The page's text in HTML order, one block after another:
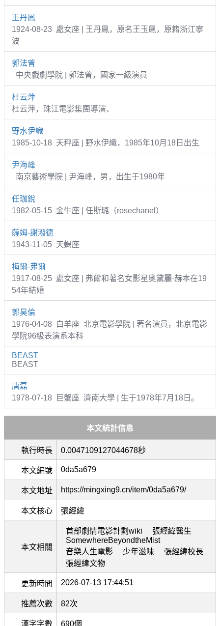
王丹鳳
1924-08-23 處女座 | 王丹鳳，原名王玉鳳，原籍浙江寧
波
郭法曾
中央戲劇學院 | 郭法曾，國家一級演員
杜云萍
杜云萍，珠江電影集團導演、
野水伊織
1985-10-18 天秤座 | 野水伊織，1985年10月18日出生
尹海峰
南京藝術學院 | 尹海峰，男，出生于1980年
任珈銳
1982-05-15 金牛座 | 任斯璐（rosechanel）
薩姆-謝潑德
1943-11-05 天蝎座
梅爾-弗爾
1917-08-25 處女座 | 弗爾和著名女影星奧黛麗·赫本在19
54年結婚
郭昊倫
1976-04-08 白羊座 北京電影學院 | 著名演員，北京電影
學院96級表演系本科
BEAST
BEAST
唐磊
1978-07-18 巨蟹座 濟南大學 | 生于1978年7月18日。
本文統計信息
執行時長 0.0047109127044678秒
本文編號 0da5a679
本文地址 https://mingxing9.cn/item/0da5a679/
本文核心 張經緯
本文相關
首部劇情電影計劃wiki
張經緯醫生
SomewhereBeyondtheMist
音樂人生電影
少年滋味
張經緯校長
張經緯文物
更新時間 2026-07-13 17:44:51
推薦次數 82次
漢字字數 690個